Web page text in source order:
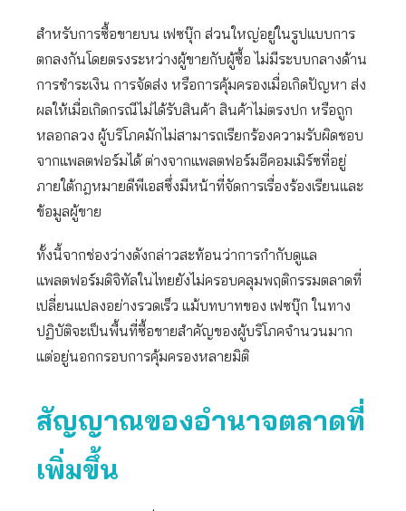
สำหรับการซื้อขายบน เฟซบุ๊ก ส่วนใหญ่อยู่ในรูปแบบการ
ตกลงกันโดยตรงระหว่างผู้ขายกับผู้ซื้อ ไม่มีระบบกลางด้าน
การชำระเงิน การจัดส่ง หรือการคุ้มครองเมื่อเกิดปัญหา ส่ง
ผลให้เมื่อเกิดกรณีไม่ได้รับสินค้า สินค้าไม่ตรงปก หรือถูก
หลอกลวง ผู้บริโภคมักไม่สามารถเรียกร้องความรับผิดชอบ
จากแพลตฟอร์มได้ ต่างจากแพลตฟอร์มอีคอมเมิร์ซที่อยู่
ภายใต้กฎหมายดีพีเอสซึ่งมีหน้าที่จัดการเรื่องร้องเรียนและ
ข้อมูลผู้ขาย
ทั้งนี้จากช่องว่างดังกล่าวสะท้อนว่าการกำกับดูแล
แพลตฟอร์มดิจิทัลในไทยยังไม่ครอบคลุมพฤติกรรมตลาดที่
เปลี่ยนแปลงอย่างรวดเร็ว แม้บทบาทของ เฟซบุ๊ก ในทาง
ปฏิบัติจะเป็นพื้นที่ซื้อขายสำคัญของผู้บริโภคจำนวนมาก
แต่อยู่นอกกรอบการคุ้มครองหลายมิติ
สัญญาณของอำนาจตลาดที่
เพิ่มขึ้น